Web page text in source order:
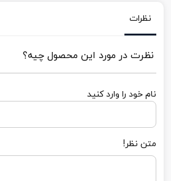
نظرات
نظرت در مورد این محصول چیه؟
نام خود را وارد کنید
متن نظر!